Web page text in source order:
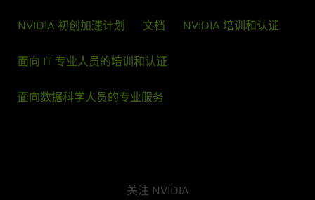
NVIDIA 初创加速计划 文档 NVIDIA 培训和认证
面向 IT 专业人员的培训和认证
面向数据科学人员的专业服务
关注 NVIDIA